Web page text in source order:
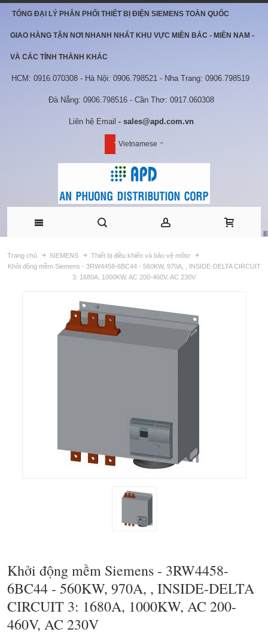
TỔNG ĐẠI LÝ PHÂN PHỐI THIẾT BỊ ĐIỆN SIEMENS TOÀN QUỐC
GIAO HÀNG TẬN NƠI NHANH NHẤT KHU VỰC MIỀN BẮC - MIỀN NAM -
VÀ CÁC TỈNH THÀNH KHÁC
HCM: 0916.070308 - Hà Nội: 0906.798521 - Nha Trang: 0906.798519
Đà Nẵng: 0906.798516 - Cần Thơ: 0917.060308
Liên hệ Email - sales@apd.com.vn
Vietnamese
Trang chủ SIEMENS
Thiết bị điều khiển và bảo vệ môtơ
Khởi động mềm Siemens - 3RW4458-6BC44 - 560KW, 970A, , INSIDE-DELTA CIRCUIT
3: 1680A, 1000KW, AC 200-460V, AC 230V
Khởi động mềm Siemens - 3RW4458-
6BC44 - 560KW, 970A, , INSIDE-DELTA
CIRCUIT 3: 1680A, 1000KW, AC 200-
460V, AC 230V